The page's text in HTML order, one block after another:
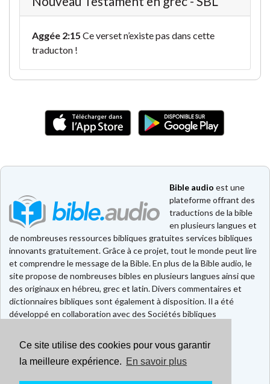
Ce site utilise des cookies pour vous garantir
la meilleure expérience. En savoir plus
Aggée 2:15 Ce verset n’existe pas dans cette
traducton !
Bible audio est une
plateforme offrant des
traductions de la bible
en plusieurs langues et
de nombreuses ressources bibliques gratuites services bibliques
innovants gratuitement. Grâce à ce projet, tout le monde peut lire
et comprendre le message de la Bible. En plus de la Bible audio, le
site propose de nombreuses bibles en plusieurs langues ainsi que
des originaux en hébreu, grec et latin. Divers commentaires et
dictionnaires bibliques sont également à disposition. Il a été
développé en collaboration avec des Sociétés bibliques
Faire un don
Contact